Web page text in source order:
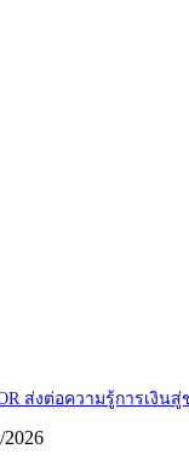
ส่งต่อความรู้การเงิน
2026